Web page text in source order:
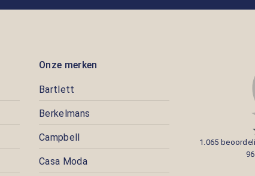
Onze merken
Bartlett
Berkelmans
Campbell
Casa Moda
1.065